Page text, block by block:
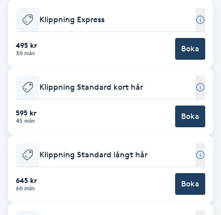
Babylights
Balayage
Barber
BIAB
Blowout
Klippning Express
495 kr
30 min Boka
Klippning Standard kort hår
595 kr
45 min Boka
Klippning Standard långt hår
645 kr
60 min Boka